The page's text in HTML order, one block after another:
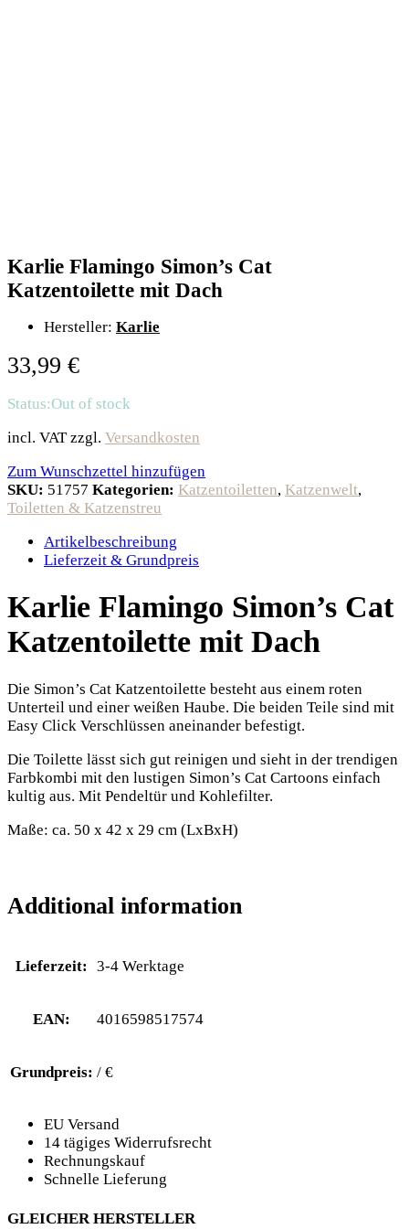
Karlie Flamingo Simon’s Cat
Katzentoilette mit Dach
Hersteller: Karlie
33,99 €
Status:Out of stock
incl. VAT zzgl. Versandkosten
Zum Wunschzettel hinzufügen
SKU: 51757 Kategorien: Katzentoiletten, Katzenwelt,
Toiletten & Katzenstreu
Artikelbeschreibung
Lieferzeit & Grundpreis
Karlie Flamingo Simon’s Cat
Katzentoilette mit Dach
Die Simon’s Cat Katzentoilette besteht aus einem roten
Unterteil und einer weißen Haube. Die beiden Teile sind mit
Easy Click Verschlüssen aneinander befestigt.
Die Toilette lässt sich gut reinigen und sieht in der trendigen
Farbkombi mit den lustigen Simon’s Cat Cartoons einfach
kultig aus. Mit Pendeltür und Kohlefilter.
Maße: ca. 50 x 42 x 29 cm (LxBxH)
Additional information
Lieferzeit: 3-4 Werktage
EAN: 4016598517574
Grundpreis: / €
EU Versand
14 tägiges Widerrufsrecht
Rechnungskauf
Schnelle Lieferung
GLEICHER HERSTELLER